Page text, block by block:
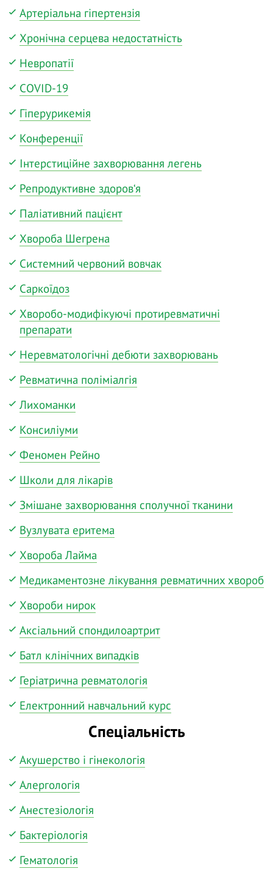
Артеріальна гіпертензія
Хронічна серцева недостатність
Невропатії
COVID-19
Гіперурикемія
Конференції
Інтерстиційне захворювання легень
Репродуктивне здоров‘я
Паліативний пацієнт
Хвороба Шегрена
Системний червоний вовчак
Саркоїдоз
Хворобо-модифікуючі протиревматичні
препарати
Неревматологічні дебюти захворювань
Ревматична поліміалгія
Лихоманки
Консиліуми
Феномен Рейно
Школи для лікарів
Змішане захворювання сполучної тканини
Вузлувата еритема
Хвороба Лайма
Медикаментозне лікування ревматичних хвороб
Хвороби нирок
Аксіальний спондилоартрит
Батл клінічних випадків
Геріатрична ревматологія
Електронний навчальний курс
Спеціальність
Акушерство і гінекологія
Алергологія
Анестезіологія
Бактеріологія
Гематологія